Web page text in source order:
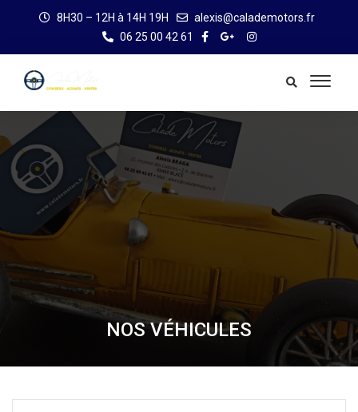
8H30 – 12H à 14H 19H
alexis@calademotors.fr
06 25 00 42 61
NOS VÉHICULES